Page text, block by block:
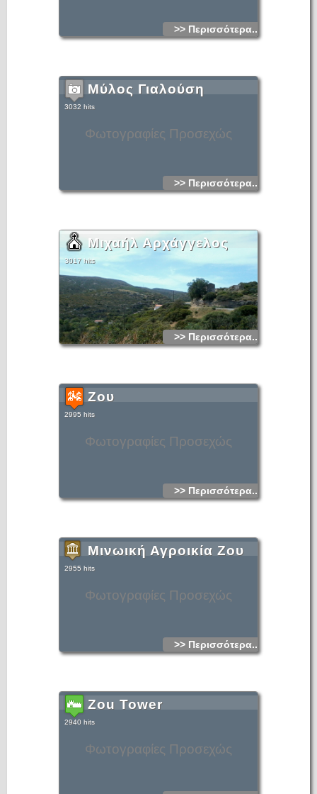
>> Περισσότερα...
Φωτογραφίες Προσεχώς
Μύλος Γιαλούση
3032 hits
>> Περισσότερα...
Μιχαήλ Αρχάγγελος
3017 hits
>> Περισσότερα...
Φωτογραφίες Προσεχώς
Ζου
2995 hits
>> Περισσότερα...
Φωτογραφίες Προσεχώς
Μινωική Αγροικία Ζου
2955 hits
>> Περισσότερα...
Φωτογραφίες Προσεχώς
Zou Tower
2940 hits